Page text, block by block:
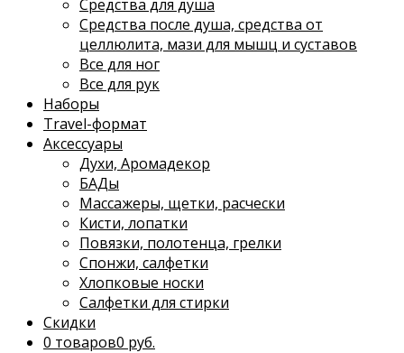
Средства для душа
Средства после душа, средства от
целлюлита, мази для мышц и суставов
Все для ног
Все для рук
Наборы
Travel-формат
Аксессуары
Духи, Аромадекор
БАДы
Массажеры, щетки, расчески
Кисти, лопатки
Повязки, полотенца, грелки
Спонжи, салфетки
Хлопковые носки
Салфетки для стирки
Скидки
0 товаров0 руб.